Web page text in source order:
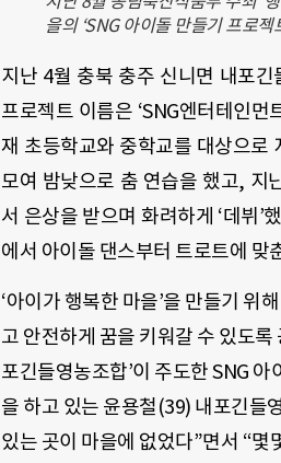
을의 ‘SNG 아이돌 만들기 프로
지난 4월 충북 충주 신니면 내포긴
프로젝트 이름은 ‘SNG엔터테인먼
재 초등학교와 중학교를 대상으로
모여 밤낮으로 춤 연습을 했고, 지
서 은상을 받으며 화려하게 ‘데뷔’
에서 아이돌 댄스부터 트로트에 맞
‘아이가 행복한 마을’을 만들기 위
고 안전하게 꿈을 키워갈 수 있도
포긴들영농조합’이 주도한 SNG
을 하고 있는 윤용철(39) 내포긴들
있는 곳이 마을에 없었다”면서 “몇